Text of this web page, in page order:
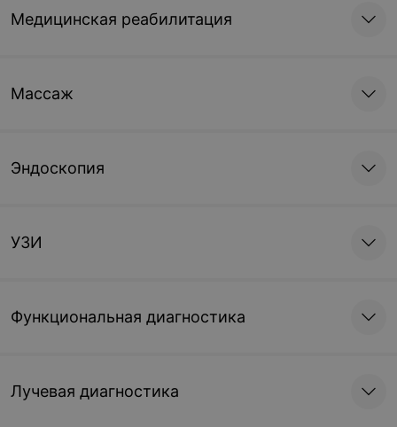
Медицинская реабилитация
Массаж
Эндоскопия
УЗИ
Функциональная диагностика
Лучевая диагностика